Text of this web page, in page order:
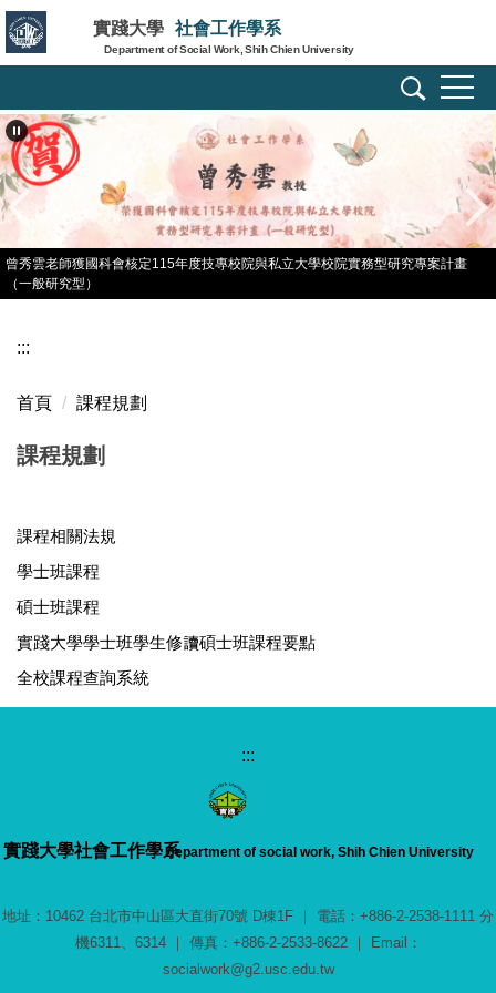
跳
到
主
內
容
區
實踐大學 社會工作學系
Department of Social Work, Shih Chien University
曾秀雲老師獲國科會核定115年度技專校院與私立大學校院實務型研究專案計畫
（一般研究型）
:::
首頁 課程規劃
課程規劃
課程相關法規
學士班課程
碩士班課程
實踐大學學士班學生修讀碩士班課程要點
全校課程查詢系統
:::
實踐大學社會工作學系Department of social work, Shih Chien University
地址：10462 台北市中山區大直街70號 D棟1F ｜ 電話：+886-2-2538-1111 分
機6311、6314 ｜ 傳真：+886-2-2533-8622 ｜ Email：
socialwork@g2.usc.edu.tw